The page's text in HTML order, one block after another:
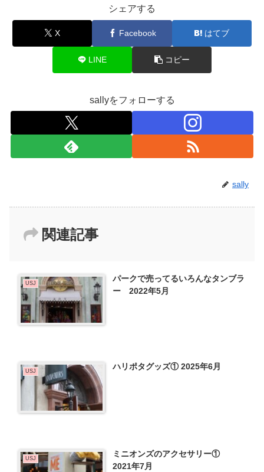
シェアする
X Facebook はてブ
LINE コピー
sallyをフォローする
sally
関連記事
USJ
パークで売ってるいろんなタンブラ
ー 2022年5月
USJ ハリポタグッズ① 2025年6月
USJ
ミニオンズのアクセサリー①
2021年7月